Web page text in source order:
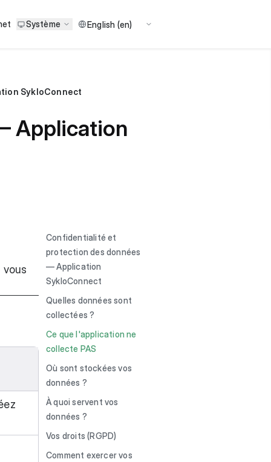
Système
SykloConnect
Application
Confidentialité et
protection des données
— Application
SykloConnect
Quelles données sont
collectées ?
Ce que l'application ne
collecte PAS
Où sont stockées vos
données ?
À quoi servent vos
données ?
Vos droits (RGPD)
Comment exercer vos